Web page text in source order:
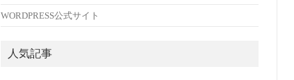
WORDPRESS公式サイト
人気記事